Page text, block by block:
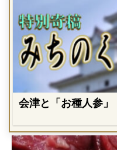
会津と「お種人参」